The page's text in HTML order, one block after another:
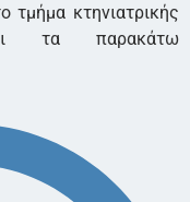
τμήμα κτηνιατρικής
τα παρακάτω